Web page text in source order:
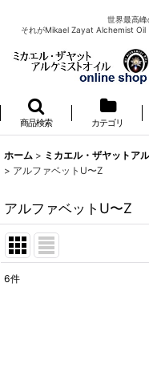
世界最高峰
それがMikael Zayat Alchemist Oil
商品検索 カテゴリ
ホーム > ミカエル・ザヤットア
> アルファベットU〜Z
アルファベットU〜Z
6件